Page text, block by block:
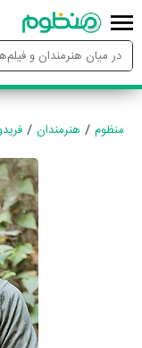
منظوم هنرمندان